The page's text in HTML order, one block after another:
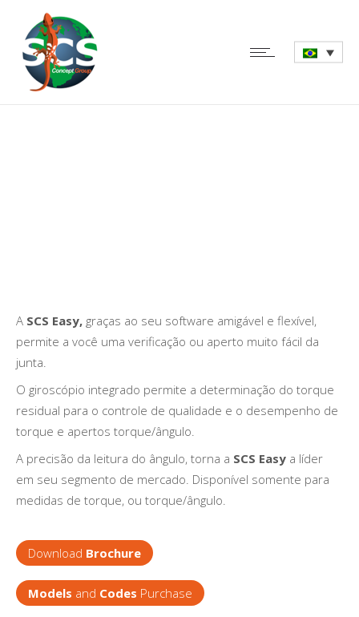
A SCS Easy, graças ao seu software amigável e flexível,
permite a você uma verificação ou aperto muito fácil da
junta.
O giroscópio integrado permite a determinação do torque
residual para o controle de qualidade e o desempenho de
torque e apertos torque/ângulo.
A precisão da leitura do ângulo, torna a SCS Easy a líder
em seu segmento de mercado. Disponível somente para
medidas de torque, ou torque/ângulo.
Download Brochure
Models and Codes Purchase